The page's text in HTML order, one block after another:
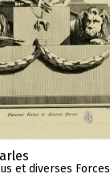
et diverses Forces